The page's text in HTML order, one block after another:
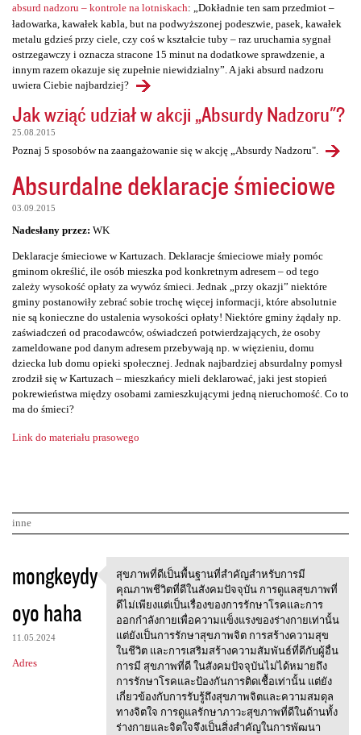
absurd nadzoru – kontrole na lotniskach: „Dokładnie ten sam przedmiot –
ładowarka, kawałek kabla, but na podwyższonej podeszwie, pasek, kawałek
metalu gdzieś przy ciele, czy coś w kształcie tuby – raz uruchamia sygnał
ostrzegawczy i oznacza stracone 15 minut na dodatkowe sprawdzenie, a
innym razem okazuje się zupełnie niewidzialny”. A jaki absurd nadzoru
uwiera Ciebie najbardziej?
Jak wziąć udział w akcji „Absurdy Nadzoru"?
25.08.2015
Poznaj 5 sposobów na zaangażowanie się w akcję „Absurdy Nadzoru".
Absurdalne deklaracje śmieciowe
03.09.2015
Nadesłany przez: WK
Deklaracje śmieciowe w Kartuzach. Deklaracje śmieciowe miały pomóc
gminom określić, ile osób mieszka pod konkretnym adresem – od tego
zależy wysokość opłaty za wywóz śmieci. Jednak „przy okazji” niektóre
gminy postanowiły zebrać sobie trochę więcej informacji, które absolutnie
nie są konieczne do ustalenia wysokości opłaty! Niektóre gminy żądały np.
zaświadczeń od pracodawców, oświadczeń potwierdzających, że osoby
zameldowane pod danym adresem przebywają np. w więzieniu, domu
dziecka lub domu opieki społecznej. Jednak najbardziej absurdalny pomysł
zrodził się w Kartuzach – mieszkańcy mieli deklarować, jaki jest stopień
pokrewieństwa między osobami zamieszkującymi jedną nieruchomość. Co to
ma do śmieci?
Link do materiału prasowego
inne
K
o
m
e
n
mongkeydy
oyo haha
11.05.2024
Adres
สุขภาพที่ดีเป็นพื้นฐานที่สำคั
สุขภาพที่ดีเป็นพื้นฐานที่สำคัญสำหรับการมี
คุณภาพชีวิตที่ดีในสังคมปัจจุบัน การดูแลสุขภาพที่
ดีไม่เพียงแต่เป็นเรื่องของการรักษาโรคและการ
ออกกำลังกายเพื่อความแข็งแรงของร่างกายเท่านั้น
แต่ยังเป็นการรักษาสุขภาพจิต การสร้างความสุข
ในชีวิต และการเสริมสร้างความสัมพันธ์ที่ดีกับผู้อื่น
การมี สุขภาพที่ดี ในสังคมปัจจุบันไม่ได้หมายถึง
การรักษาโรคและป้องกันการติดเชื้อเท่านั้น แต่ยัง
เกี่ยวข้องกับการรับรู้ถึงสุขภาพจิตและความสมดุล
ทางจิตใจ การดูแลรักษาภาวะสุขภาพที่ดีในด้านทั้ง
ร่างกายและจิตใจจึงเป็นสิ่งสำคัญในการพัฒนา